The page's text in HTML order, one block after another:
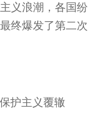
义浪潮，各国纷
终爆发了第二次
护主义覆辙